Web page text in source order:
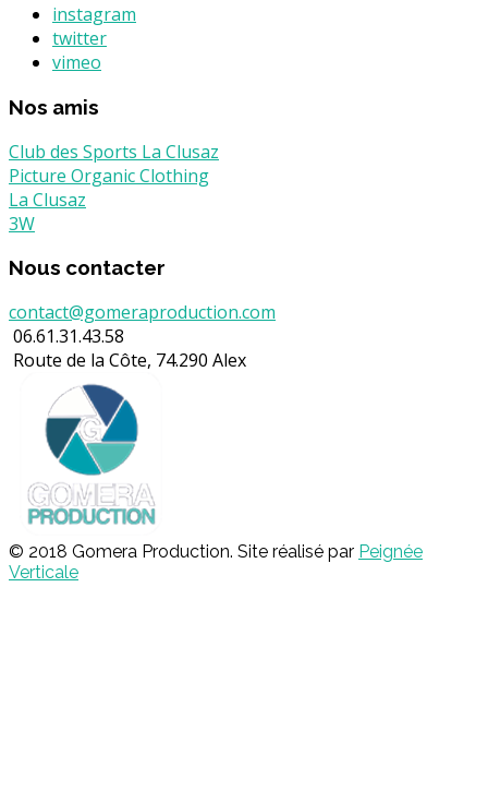
instagram
twitter
vimeo
Nos amis
Club des Sports La Clusaz
Picture Organic Clothing
La Clusaz
3W
Nous contacter
contact@gomeraproduction.com
06.61.31.43.58
Route de la Côte, 74.290 Alex
© 2018 Gomera Production. Site réalisé par Peignée
Verticale